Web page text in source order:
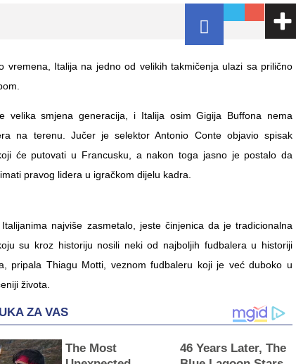
vremena, Italija na jedno od velikih takmičenja ulazi sa prilično
velika smjena generacija, i Italija osim Gigija Buffona nema
na terenu. Jučer je selektor Antonio Conte objavio spisak
će putovati u Francusku, a nakon toga jasno je postalo da
pravog lidera u igračkom dijelu kadra.
najviše zasmetalo, jeste činjenica da je tradicionalna
su kroz historiju nosili neki od najboljih fudbalera u historiji
pripala Thiagu Motti, veznom fudbaleru koji je već duboko u
života.